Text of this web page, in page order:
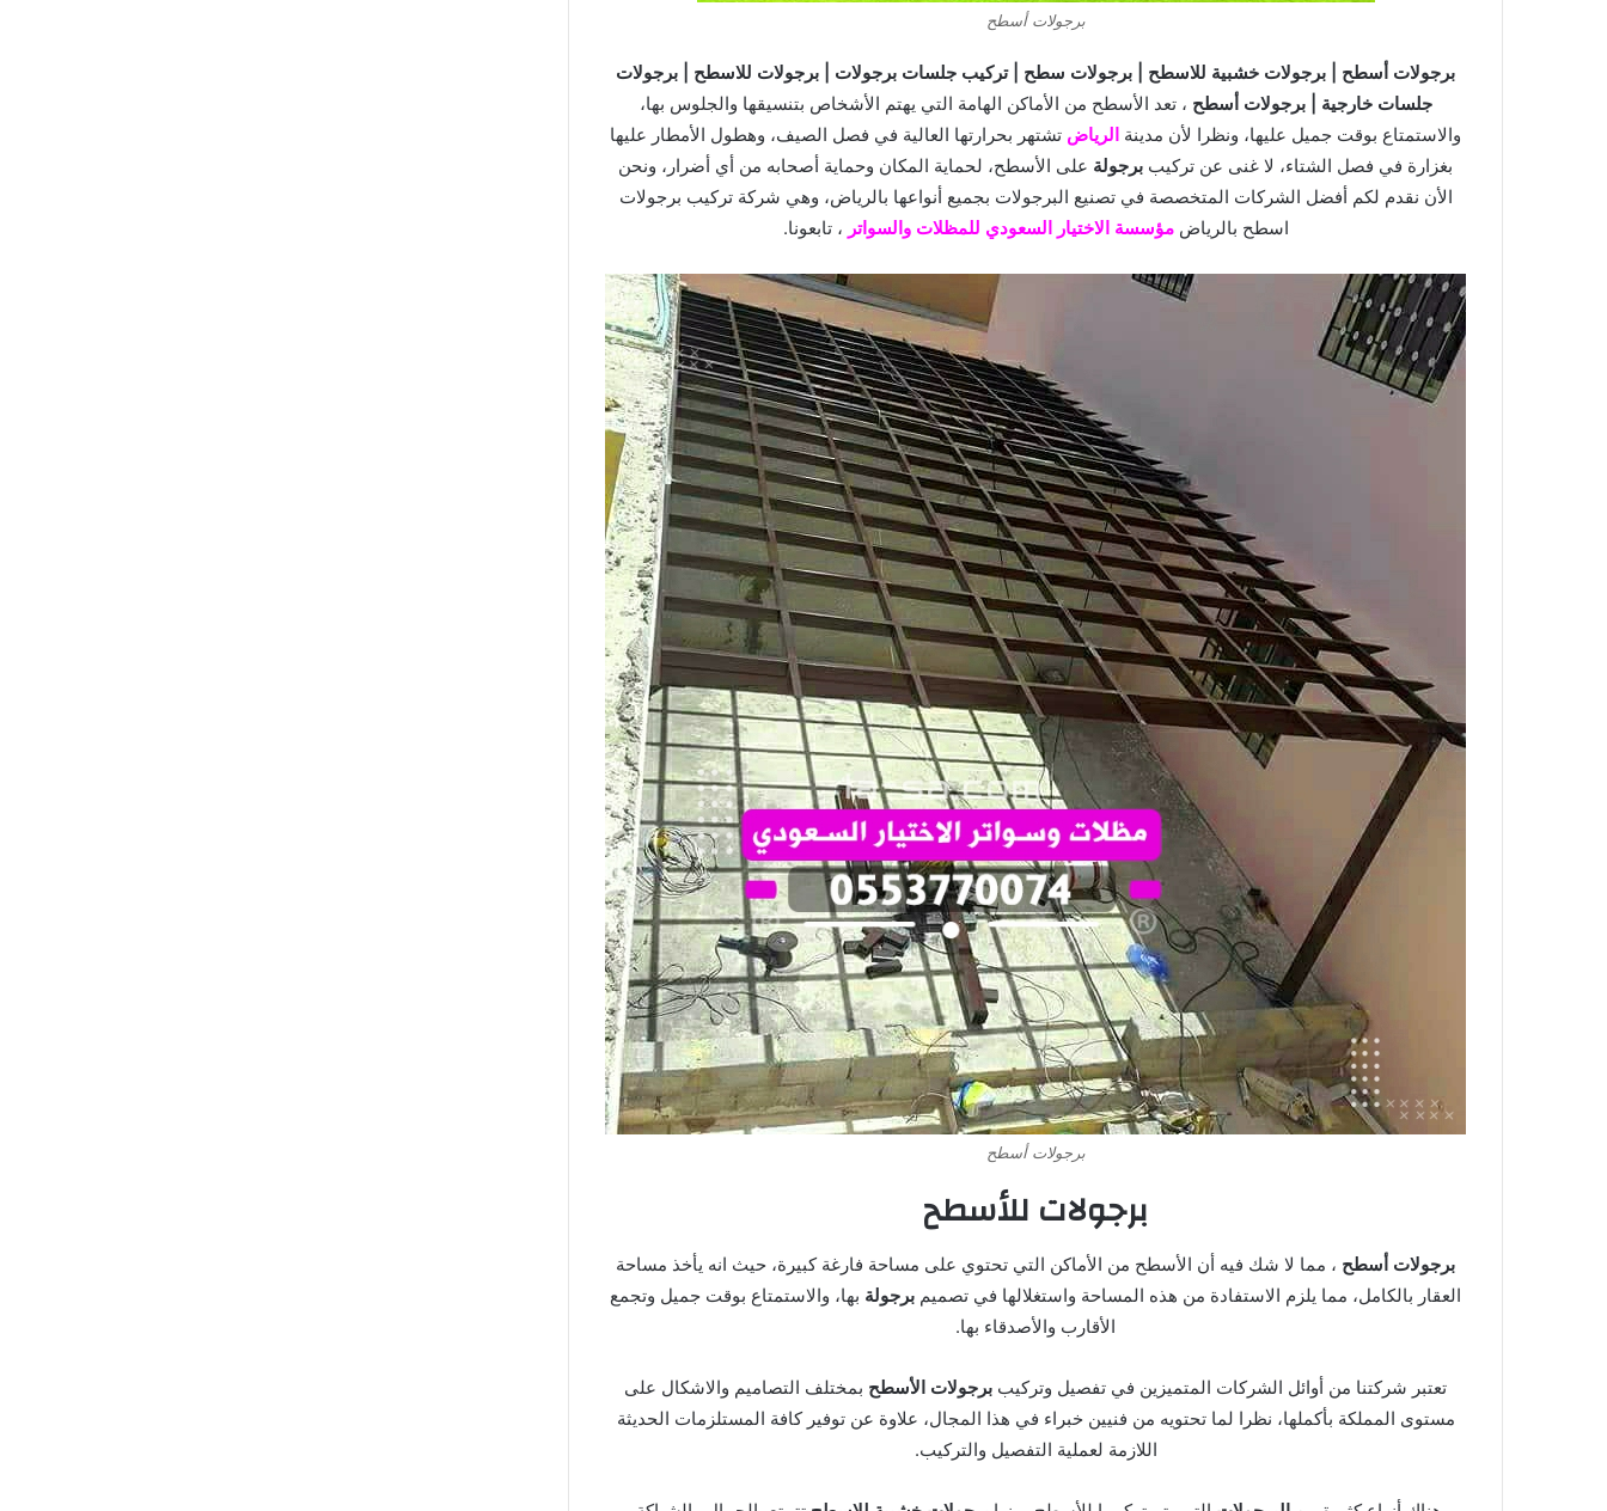
برجولات أسطح
برجولات أسطح | برجولات خشبية للاسطح | برجولات سطح | تركيب جلسات برجولات | برجولات للاسطح | برجولات
جلسات خارجية | برجولات أسطح ، تعد الأسطح من الأماكن الهامة التي يهتم الأشخاص بتنسيقها والجلوس بها،
والاستمتاع بوقت جميل عليها، ونظرا لأن مدينة الرياض تشتهر بحرارتها العالية في فصل الصيف، وهطول الأمطار عليها
بغزارة في فصل الشتاء، لا غنى عن تركيب برجولة على الأسطح، لحماية المكان وحماية أصحابه من أي أضرار، ونحن
الأن نقدم لكم أفضل الشركات المتخصصة في تصنيع البرجولات بجميع أنواعها بالرياض، وهي شركة تركيب برجولات
اسطح بالرياضمؤسسة الاختيار السعودي للمظلات والسواتر ، تابعونا.
برجولات أسطح
برجولات للأسطح
برجولات أسطح ، مما لا شك فيه أن الأسطح من الأماكن التي تحتوي على مساحة فارغة كبيرة، حيث انه يأخذ مساحة
العقار بالكامل، مما يلزم الاستفادة من هذه المساحة واستغلالها في تصميم برجولة بها، والاستمتاع بوقت جميل وتجمع
الأقارب والأصدقاء بها.
تعتبر شركتنا من أوائل الشركات المتميزين في تفصيل وتركيب برجولات الأسطح بمختلف التصاميم والاشكال على
مستوى المملكة بأكملها، نظرا لما تحتويه من فنيين خبراء في هذا المجال، علاوة عن توفير كافة المستلزمات الحديثة
اللازمة لعملية التفصيل والتركيب.